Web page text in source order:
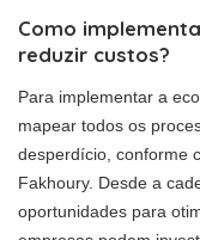
Como
reduzir custos?
Para implementar a
mapear todos os
desperdício, conforme
Fakhoury. Desde a
oportunidades para